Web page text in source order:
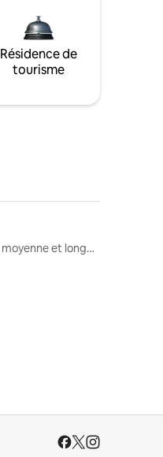
Résidence de
tourisme
Locations moyenne et longue durée